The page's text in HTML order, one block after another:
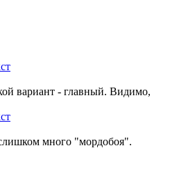
вариант - главный. Видимо,
много "мордобоя".